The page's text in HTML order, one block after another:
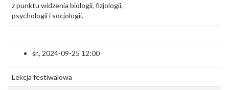
z punktu widzenia biologii, fizjologii,
psychologii i socjologii.
śr., 2024-09-25 12:00
Lekcja festiwalowa